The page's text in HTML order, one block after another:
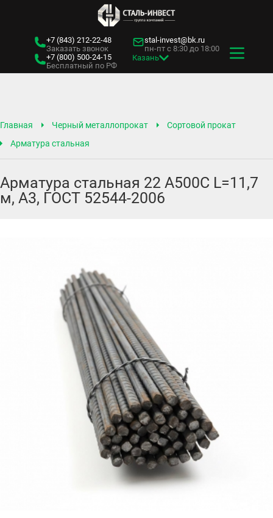
+7 (843) 212-22-48
Заказать звонок
+7 (800) 500-24-15
Бесплатный по РФ
stal-invest@bk.ru
пн-пт с 8:30 до 18:00
Казань
Главная Черный металлопрокат
Сортовой прокат
Арматура стальная
Арматура стальная 22 А500С L=11,7
м, А3, ГОСТ 52544-2006